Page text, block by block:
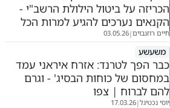
הכריזה על ביטול הילולת הרשב"י -
הקנאים נערכים להגיע למרות הכל
חיים רוזנבוים|
03.05.26
משעשע
כבר הפך לטרנד: אזרח איראני עמד
במחסום של כוחות הבסיג' - וגרם
להם לברוח | צפו
יוסי נכטיגל|
17.03.26